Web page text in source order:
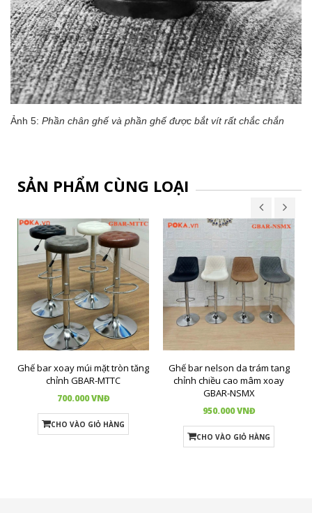
Ảnh 5: Phần chân ghế và phần ghế được bắt vít rất chắc chắn
SẢN PHẨM CÙNG LOẠI
Ghế bar xoay múi mặt tròn tăng
chỉnh GBAR-MTTC
700.000 VNĐ
CHO VÀO GIỎ HÀNG
Ghế bar nelson da trám tang
chỉnh chiều cao mâm xoay
GBAR-NSMX
950.000 VNĐ
CHO VÀO GIỎ HÀNG